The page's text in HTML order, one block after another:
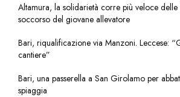
Altamura, la solidarietà corre più veloce
soccorso del giovane allevatore
Bari, riqualificazione via Manzoni. Leccese:
cantiere”
Bari, una passerella a San Girolamo per
spiaggia